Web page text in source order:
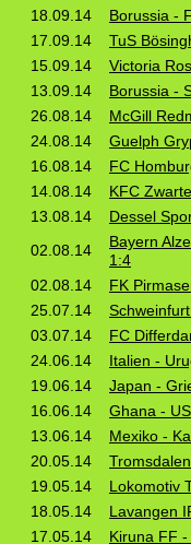
18.09.14
Borussia -
17.09.14
TuS
15.09.14
Victoria
13.09.14
Borussia -
26.08.14
McGill
24.08.14
Guelph
16.08.14
FC
14.08.14
KFC
13.08.14
Dessel
02.08.14
Bayern
1:4
02.08.14
FK
25.07.14
03.07.14
FC
24.06.14
Italien -
19.06.14
Japan -
16.06.14
Ghana -
13.06.14
Mexiko -
20.05.14
19.05.14
Lokomotiv
18.05.14
Lavangen
17.05.14
Kiruna FF